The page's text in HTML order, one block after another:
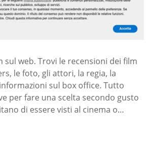
sul web. Trovi le recensioni dei film
le foto, gli attori, la regia, la
sul box office. Tutto
per fare una scelta secondo gusto
di essere visti al cinema o…